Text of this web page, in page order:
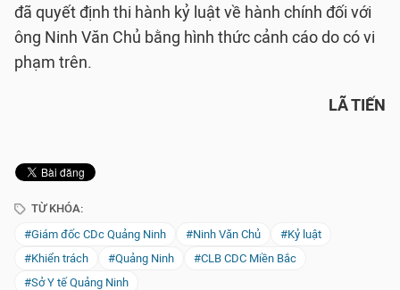
đã quyết định thi hành kỷ luật về hành chính đối với
ông Ninh Văn Chủ bằng hình thức cảnh cáo do có vi
phạm trên.
LÃ TIẾN
TỪ KHÓA:
#Giám đốc CDc Quảng Ninh
#Ninh Văn Chủ
#Kỷ luật
#Khiển trách
#Quảng Ninh
#CLB CDC Miền Bắc
#Sở Y tế Quảng Ninh